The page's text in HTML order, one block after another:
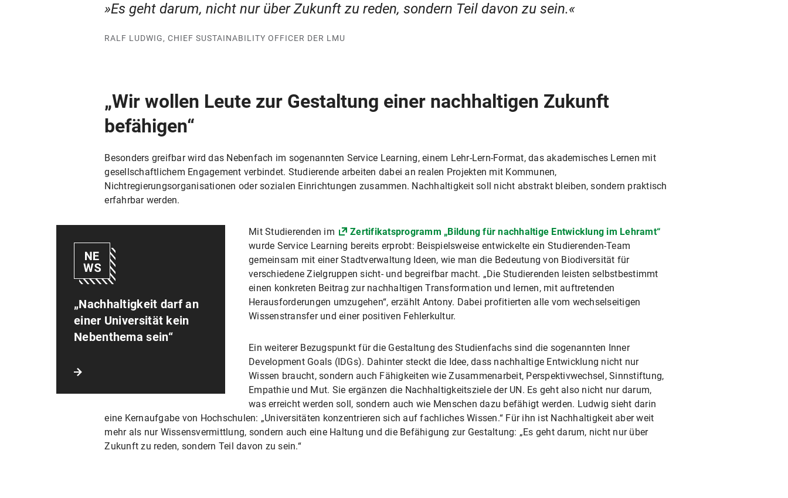
Es geht darum, nicht nur über Zukunft zu reden, sondern Teil davon zu sein.
RALF LUDWIG, CHIEF SUSTAINABILITY OFFICER DER LMU
„Wir wollen Leute zur Gestaltung einer nachhaltigen Zukunft
befähigen“
Besonders greifbar wird das Nebenfach im sogenannten Service Learning, einem Lehr-Lern-Format, das akademisches Lernen mit
gesellschaftlichem Engagement verbindet. Studierende arbeiten dabei an realen Projekten mit Kommunen,
Nichtregierungsorganisationen oder sozialen Einrichtungen zusammen. Nachhaltigkeit soll nicht abstrakt bleiben, sondern praktisch
erfahrbar werden.
„Nachhaltigkeit darf an
einer Universität kein
Nebenthema sein“
Mit Studierenden im
Zertifikatsprogramm „Bildung für nachhaltige Entwicklung im Lehramt“
wurde Service Learning bereits erprobt: Beispielsweise entwickelte ein Studierenden-Team
gemeinsam mit einer Stadtverwaltung Ideen, wie man die Bedeutung von Biodiversität für
verschiedene Zielgruppen sicht- und begreifbar macht. „Die Studierenden leisten selbstbestimmt
einen konkreten Beitrag zur nachhaltigen Transformation und lernen, mit auftretenden
Herausforderungen umzugehen“, erzählt Antony. Dabei profitierten alle vom wechselseitigen
Wissenstransfer und einer positiven Fehlerkultur.
Ein weiterer Bezugspunkt für die Gestaltung des Studienfachs sind die sogenannten Inner
Development Goals (IDGs). Dahinter steckt die Idee, dass nachhaltige Entwicklung nicht nur
Wissen braucht, sondern auch Fähigkeiten wie Zusammenarbeit, Perspektivwechsel, Sinnstiftung,
Empathie und Mut. Sie ergänzen die Nachhaltigkeitsziele der UN. Es geht also nicht nur darum,
was erreicht werden soll, sondern auch wie Menschen dazu befähigt werden. Ludwig sieht darin
eine Kernaufgabe von Hochschulen: „Universitäten konzentrieren sich auf fachliches Wissen.“ Für ihn ist Nachhaltigkeit aber weit
mehr als nur Wissensvermittlung, sondern auch eine Haltung und die Befähigung zur Gestaltung: „Es geht darum, nicht nur über
Zukunft zu reden, sondern Teil davon zu sein.“